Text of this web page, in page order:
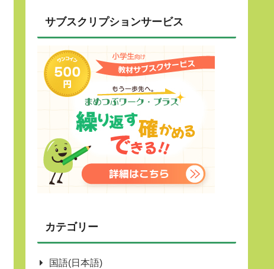
サブスクリプションサービス
カテゴリー
国語(日本語)